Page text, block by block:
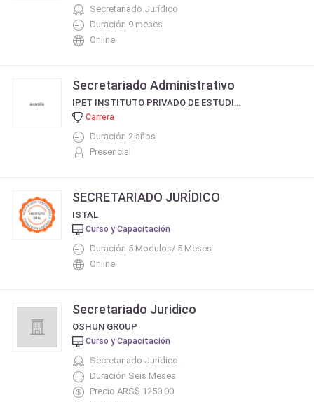
Secretariado Jurídico
Duración 9 meses
Online
Secretariado Administrativo
IPET INSTITUTO PRIVADO DE ESTUDIOS SUPERIORES
Carrera
Duración 2 años
Presencial
SECRETARIADO JURÍDICO
ISTAL
Curso y Capacitación
Duración 5 Modulos/ 5 Meses
Online
Secretariado Juridico
OSHUN GROUP
Curso y Capacitación
Secretariado Juridico.
Duración Seis Meses
Precio ARS$ 1250.00